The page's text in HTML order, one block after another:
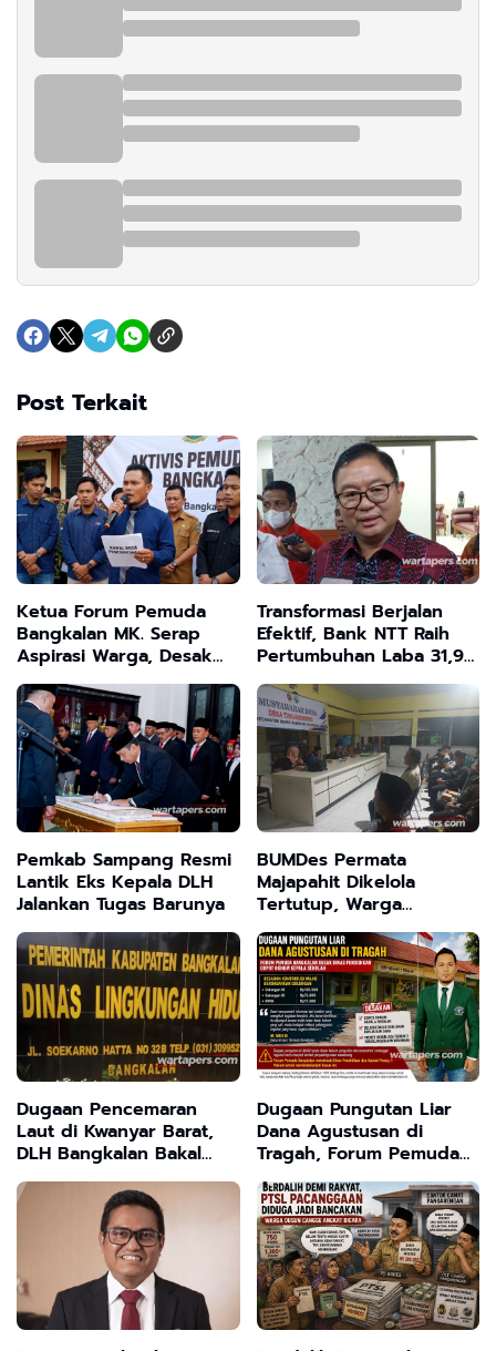
Post Terkait
Ketua Forum Pemuda
Bangkalan MK. Serap
Aspirasi Warga, Desak
Evaluasi Kinerja Pejabat
Daerah
Transformasi Berjalan
Efektif, Bank NTT Raih
Pertumbuhan Laba 31,94
Persen
Pemkab Sampang Resmi
Lantik Eks Kepala DLH
Jalankan Tugas Barunya
BUMDes Permata
Majapahit Dikelola
Tertutup, Warga
Tanjangrono Tuntut
Kejelasan
Dugaan Pencemaran
Laut di Kwanyar Barat,
DLH Bangkalan Bakal
Sidak Pabrik Kepiting
Dugaan Pungutan Liar
Dana Agustusan di
Tragah, Forum Pemuda
Bangkalan Desak Dinas
Pendidikan Copot
Oknum Kepala Sekolah